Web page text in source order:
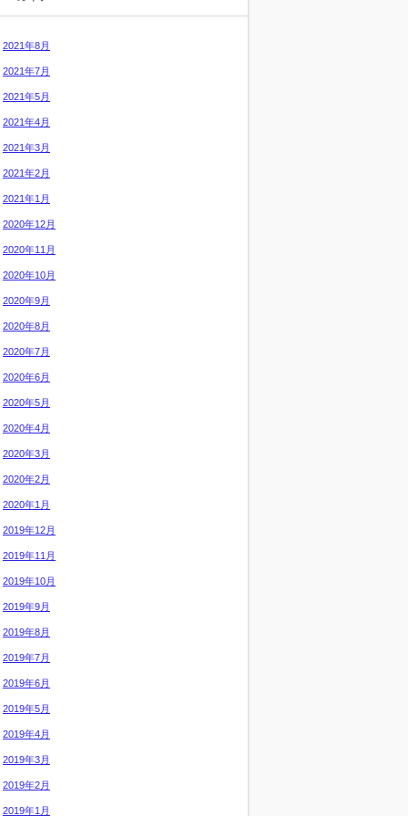
2021年8月
2021年7月
2021年5月
2021年4月
2021年3月
2021年2月
2021年1月
2020年12月
2020年11月
2020年10月
2020年9月
2020年8月
2020年7月
2020年6月
2020年5月
2020年4月
2020年3月
2020年2月
2020年1月
2019年12月
2019年11月
2019年10月
2019年9月
2019年8月
2019年7月
2019年6月
2019年5月
2019年4月
2019年3月
2019年2月
2019年1月